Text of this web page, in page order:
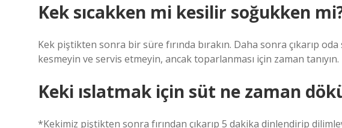
Kek sıcakken mi kesilir soğukken
Kek piştikten sonra bir süre fırında bırakın. Daha sonra çıkarıp
kesmeyin ve servis etmeyin, ancak toparlanması için zaman tanıyın.
Keki ıslatmak için süt ne zaman
*Kekimiz piştikten sonra fırından çıkarıp 5 dakika dinlendirip